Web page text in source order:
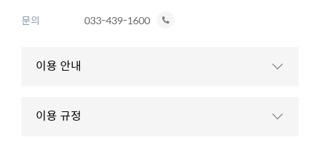
문의
033-439-1600
전
이용 안내
이용 규정